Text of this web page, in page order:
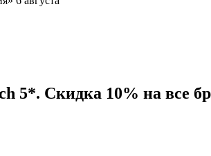
5*. Скидка 10% на все